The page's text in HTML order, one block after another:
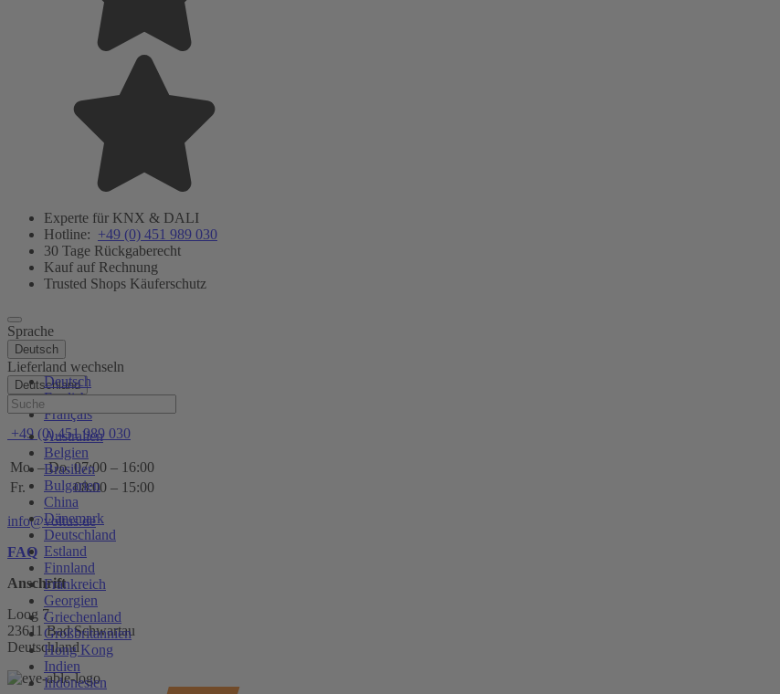
Experte für KNX & DALI
Hotline: +49 (0) 451 989 030
30 Tage Rückgaberecht
Kauf auf Rechnung
Trusted Shops Käuferschutz
Sprache
Deutsch
Deutsch
English
Français
Lieferland wechseln
Deutschland
Australien
Belgien
Brasilien
Bulgarien
China
Dänemark
Deutschland
Estland
Finnland
Frankreich
Georgien
Griechenland
Großbritannien
Hong Kong
Indien
Indonesien
Hilfe
+49 (0) 451 989 030
Mo. – Do. 07:00 – 16:00
Fr.
08:00 – 15:00
info@voltus.de
FAQ
Anschrift
Loog 7
23611 Bad Schwartau
Deutschland